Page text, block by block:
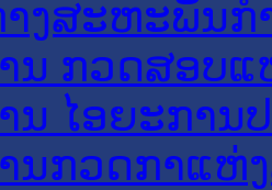
ງສະຫະພັນກ
ນ ກວດສອບແ
ນ ໄອຍະການ
ນກວດກາແຫ່